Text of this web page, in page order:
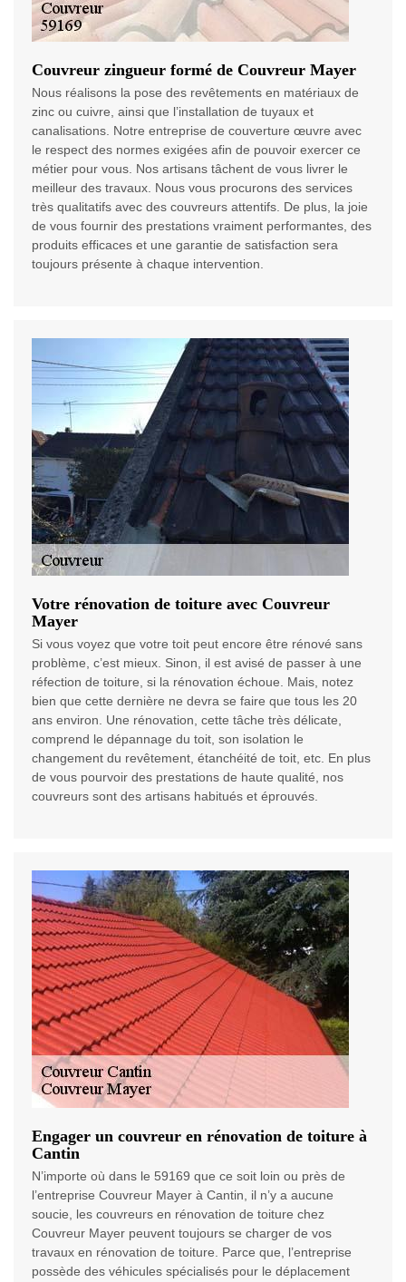
Couvreur zingueur formé de Couvreur Mayer
Nous réalisons la pose des revêtements en matériaux de
zinc ou cuivre, ainsi que l’installation de tuyaux et
canalisations. Notre entreprise de couverture œuvre avec
le respect des normes exigées afin de pouvoir exercer ce
métier pour vous. Nos artisans tâchent de vous livrer le
meilleur des travaux. Nous vous procurons des services
très qualitatifs avec des couvreurs attentifs. De plus, la joie
de vous fournir des prestations vraiment performantes, des
produits efficaces et une garantie de satisfaction sera
toujours présente à chaque intervention.
Votre rénovation de toiture avec Couvreur
Mayer
Si vous voyez que votre toit peut encore être rénové sans
problème, c’est mieux. Sinon, il est avisé de passer à une
réfection de toiture, si la rénovation échoue. Mais, notez
bien que cette dernière ne devra se faire que tous les 20
ans environ. Une rénovation, cette tâche très délicate,
comprend le dépannage du toit, son isolation le
changement du revêtement, étanchéité de toit, etc. En plus
de vous pourvoir des prestations de haute qualité, nos
couvreurs sont des artisans habitués et éprouvés.
Engager un couvreur en rénovation de toiture à
Cantin
N’importe où dans le 59169 que ce soit loin ou près de
l’entreprise Couvreur Mayer à Cantin, il n’y a aucune
soucie, les couvreurs en rénovation de toiture chez
Couvreur Mayer peuvent toujours se charger de vos
travaux en rénovation de toiture. Parce que, l’entreprise
possède des véhicules spécialisés pour le déplacement